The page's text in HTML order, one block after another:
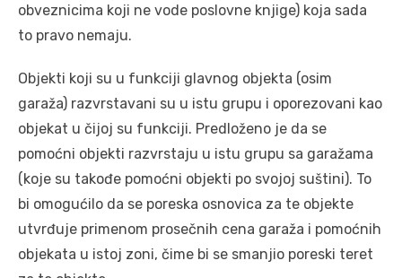
obveznicima koji ne vode poslovne knjige) koja sada
to pravo nemaju.
Objekti koji su u funkciji glavnog objekta (osim
garaža) razvrstavani su u istu grupu i oporezovani kao
objekat u čijoj su funkciji. Predloženo je da se
pomoćni objekti razvrstaju u istu grupu sa garažama
(koje su takođe pomoćni objekti po svojoj suštini). To
bi omogućilo da se poreska osnovica za te objekte
utvrđuje primenom prosečnih cena garaža i pomoćnih
objekata u istoj zoni, čime bi se smanjio poreski teret